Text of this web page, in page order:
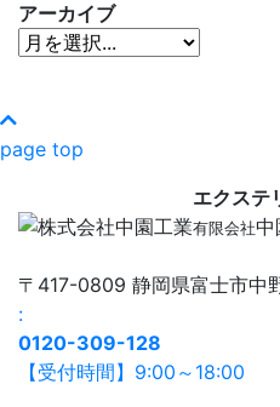
アーカイブ
page top
エクステ
有限会社中
〒417-0809 静岡県富士市中
:
0120-309-128
【受付時間】9:00～18:00